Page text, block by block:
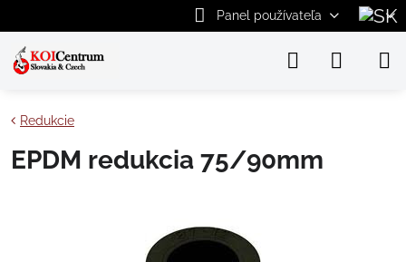
Panel používateľa
Redukcie
EPDM redukcia 75/90mm